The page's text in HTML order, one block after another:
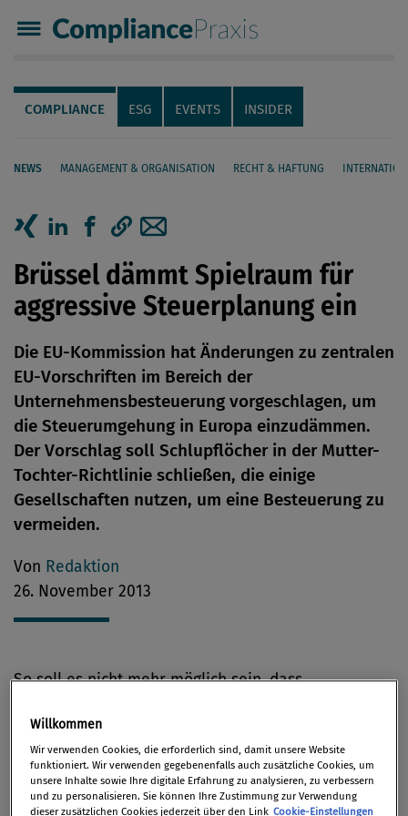
Compliance Praxis
Servicenavigation
Navigation
COMPLIANCE ESG EVENTS INSIDER
NEWS MANAGEMENT & ORGANISATION RECHT & HAFTUNG
Seiteninhalt
Artikel auf Xing teilen
Artikel auf linkedIn teilen
Artikel auf Facebook teilen
Artikellink kopieren
Artikel per Mail teilen
Brüssel dämmt Spielraum für
aggressive Steuerplanung ein
Die EU-Kommission hat Änderungen zu zentralen
EU-Vorschriften im Bereich der
Unternehmensbesteuerung vorgeschlagen, um
die Steuerumgehung in Europa einzudämmen.
Der Vorschlag soll Schlupflöcher in der Mutter-
Tochter-Richtlinie schließen, die einige
Gesellschaften nutzen, um eine Besteuerung zu
vermeiden.
Von Redaktion
26. November 2013
So soll es nicht mehr möglich sein, dass
unterschiedliche Besteuerung von Zahlungen
innerhalb einer Gruppe von Unternehmen
ausnutzen, um der Besteuerung völlig zu entgehen.
Willkommen
Wir verwenden Cookies, die erforderlich sind, damit unsere Website
funktioniert. Wir verwenden gegebenenfalls auch zusätzliche Cookies, um
unsere Inhalte sowie Ihre digitale Erfahrung zu analysieren, zu verbessern
und zu personalisieren. Sie können Ihre Zustimmung zur Verwendung
dieser zusätzlichen Cookies jederzeit über den Link Cookie-Einstellungen